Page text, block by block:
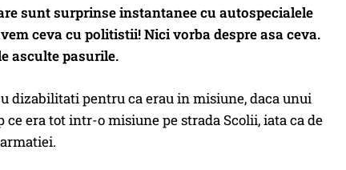
sunt surprinse instantanee cu autospecialele
ceva cu politistii! Nici vorba despre asa ceva.
asculte pasurile.
dizabilitati pentru ca erau in misiune, daca unui
era tot intr-o misiune pe strada Scolii, iata ca de